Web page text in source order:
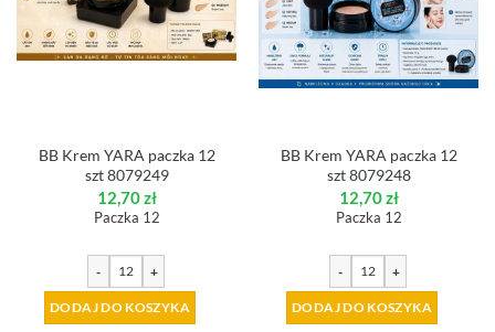
BB Krem YARA paczka 12
szt 8079249
12,70zł
Paczka 12
- +
DODAJ DO KOSZYKA
BB Krem YARA paczka 12
szt 8079248
12,70zł
Paczka 12
- +
DODAJ DO KOSZYKA